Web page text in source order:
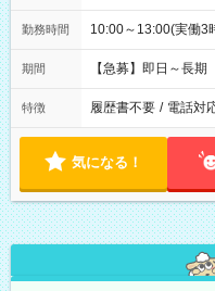
勤務時間 10:00～13:00(実働
期間 【急募】即日～長
特徴 履歴書不要 / 電話対
気になる！